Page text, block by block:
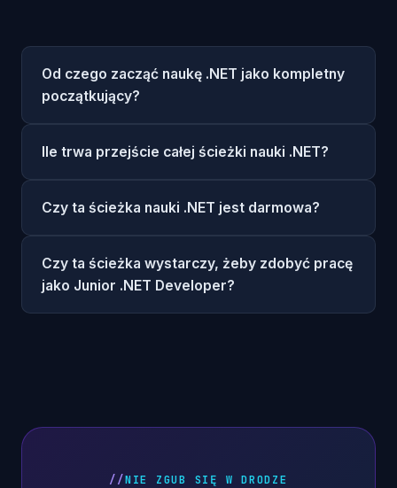
Od czego zacząć naukę .NET jako kompletny
początkujący?
Ile trwa przejście całej ścieżki nauki .NET?
Czy ta ścieżka nauki .NET jest darmowa?
Czy ta ścieżka wystarczy, żeby zdobyć pracę
jako Junior .NET Developer?
NIE ZGUB SIĘ W DRODZE